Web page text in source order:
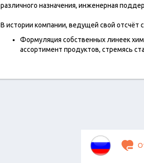
различного назначения, инженерная
В истории компании, ведущей свой отсчёт
Формуляция собственных линеек
ассортимент продуктов, стремясь